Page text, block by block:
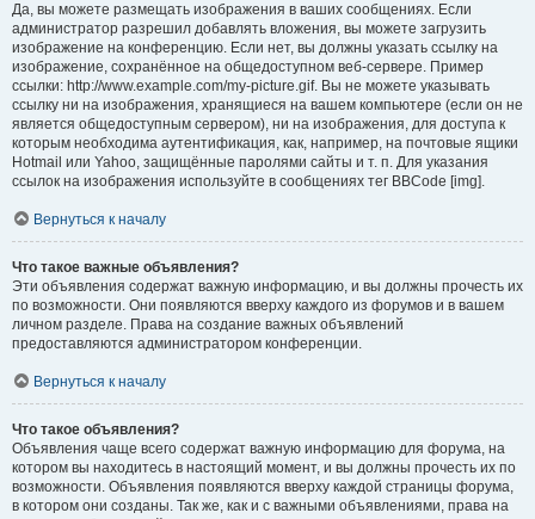
Да, вы можете размещать изображения в ваших сообщениях. Если
администратор разрешил добавлять вложения, вы можете загрузить
изображение на конференцию. Если нет, вы должны указать ссылку на
изображение, сохранённое на общедоступном веб-сервере. Пример
ссылки: http://www.example.com/my-picture.gif. Вы не можете указывать
ссылку ни на изображения, хранящиеся на вашем компьютере (если он не
является общедоступным сервером), ни на изображения, для доступа к
которым необходима аутентификация, как, например, на почтовые ящики
Hotmail или Yahoo, защищённые паролями сайты и т. п. Для указания
ссылок на изображения используйте в сообщениях тег BBCode [img].
Вернуться к началу
Что такое важные объявления?
Эти объявления содержат важную информацию, и вы должны прочесть их
по возможности. Они появляются вверху каждого из форумов и в вашем
личном разделе. Права на создание важных объявлений
предоставляются администратором конференции.
Вернуться к началу
Что такое объявления?
Объявления чаще всего содержат важную информацию для форума, на
котором вы находитесь в настоящий момент, и вы должны прочесть их по
возможности. Объявления появляются вверху каждой страницы форума,
в котором они созданы. Так же, как и с важными объявлениями, права на